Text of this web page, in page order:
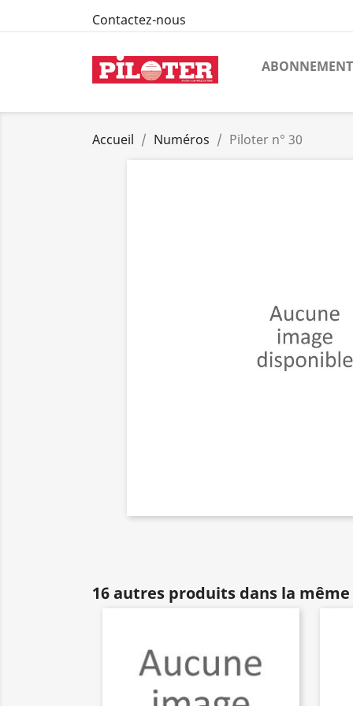
Contactez-nous
Accueil Numéros Piloter n° 30
16 autres produits dans la